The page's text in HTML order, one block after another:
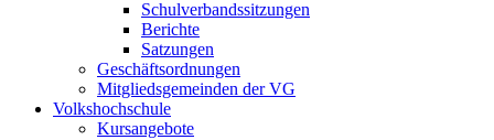
Schulverbandssitzungen
Berichte
Satzungen
Geschäftsordnungen
Mitgliedsgemeinden der VG
Volkshochschule
Kursangebote